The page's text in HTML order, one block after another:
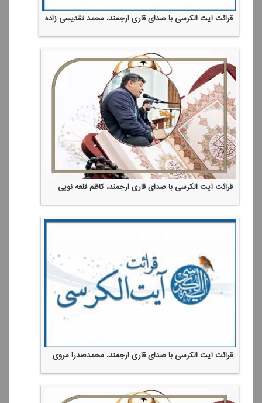
قرائت آیت الكرسی با صدای قاری ارجمند، محمد تقدیسی زاده
قرائت آیت الكرسی با صدای قاری ارجمند، كاظم قلعه نویی
قرائت آیت الكرسی با صدای قاری ارجمند، محمدصدرا مروی